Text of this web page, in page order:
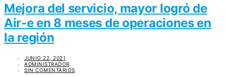
Mejora del servicio, mayor logró de
Air-e en 8 meses de operaciones en
la región
JUNIO 22, 2021
ADMINISTRADOR
SIN COMENTARIOS